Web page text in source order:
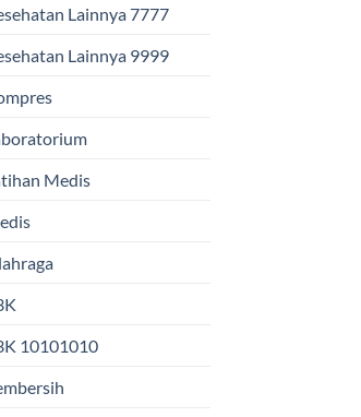
Lainnya 7777
Lainnya 9999
Medis
10101010